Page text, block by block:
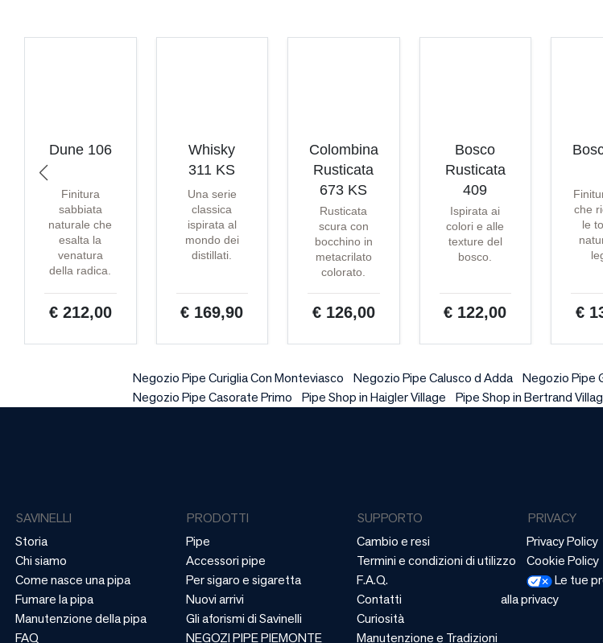
Dune 106
Finitura
sabbiata
naturale che
esalta la
venatura
della radica.
€ 212,00
Whisky
311 KS
Una serie
classica
ispirata al
mondo dei
distillati.
€ 169,90
Colombina
Rusticata
673 KS
Rusticata
scura con
bocchino in
metacrilato
colorato.
€ 126,00
Bosco
Rusticata
409
Ispirata ai
colori e alle
texture del
bosco.
€ 122,00
che
le
€
Negozio Pipe Curiglia Con Monteviasco Negozio Pipe Calusco d Adda Negozio Pipe
Negozio Pipe Casorate Primo
Pipe Shop in Haigler Village Pipe Shop in Bertrand
SAVINELLI
Storia
Chi siamo
Come nasce una pipa
Fumare la pipa
Manutenzione della pipa
FAQ
PRODOTTI
Pipe
Accessori pipe
Per sigaro e sigaretta
Nuovi arrivi
Gli aforismi di Savinelli
NEGOZI PIPE PIEMONTE
SUPPORTO
Cambio e resi
Termini e condizioni di utilizzo
F.A.Q.
Contatti
Curiosità
Manutenzione e Tradizioni
PRIVACY
Privacy Policy
Cookie Policy
Le tue
alla privacy